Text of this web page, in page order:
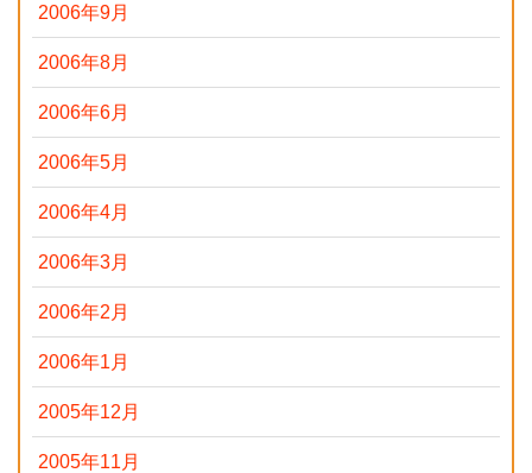
2006年9月
2006年8月
2006年6月
2006年5月
2006年4月
2006年3月
2006年2月
2006年1月
2005年12月
2005年11月